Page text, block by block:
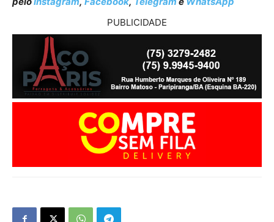
PUBLICIDADE